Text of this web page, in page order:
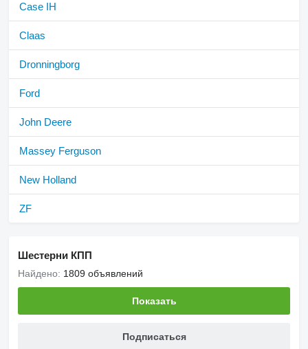
Case IH
Claas
Dronningborg
Ford
John Deere
Massey Ferguson
New Holland
ZF
Шестерни КПП
Найдено: 1809 объявлений
Показать
Подписаться